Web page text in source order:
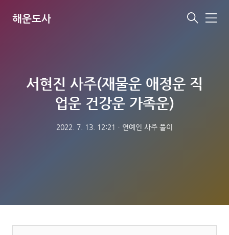
해운도사
메
서현진 사주(재물운 애정운 직
업운 건강운 가족운)
2022. 7. 13. 12:21 ㆍ 연예인 사주 풀이